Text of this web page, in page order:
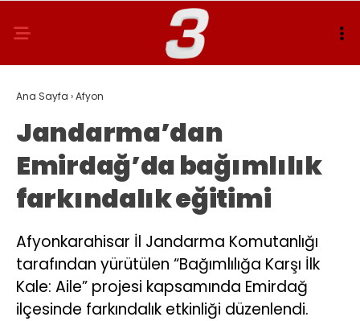
Ana Sayfa ›Afyon
Jandarma’dan
Emirdağ’da bağımlılık
farkındalık eğitimi
Afyonkarahisar İl Jandarma Komutanlığı
tarafından yürütülen “Bağımlılığa Karşı İlk
Kale: Aile” projesi kapsamında Emirdağ
ilçesinde farkındalık etkinliği düzenlendi.